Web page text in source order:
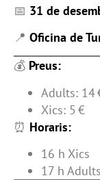
📅 31 de
📍 Oficina de
💰 Preus:
Adults: 14
Xics: 5 €
⏰ Horaris:
16 h Xics
17 h Adults